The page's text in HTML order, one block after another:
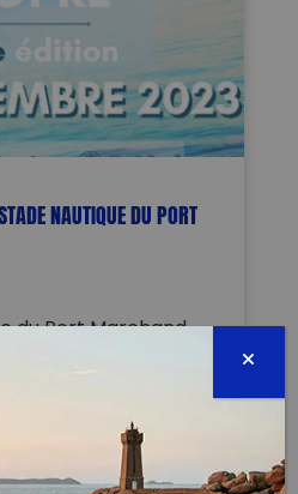
NAUTIQUE DU PORT
du Port Marchand